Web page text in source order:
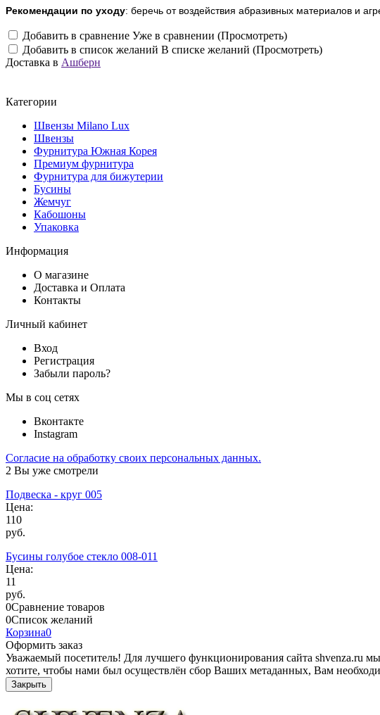
Рекомендации по уходу: беречь от воздействия абразивных материалов и
Добавить в сравнение Уже в сравнении (Просмотреть)
Добавить в список желаний В списке желаний (Просмотреть)
Доставка в Ашберн
Категории
Швензы Milano Lux
Швензы
Фурнитура Южная Корея
Премиум фурнитура
Фурнитура для бижутерии
Бусины
Жемчуг
Кабошоны
Упаковка
Информация
О магазине
Доставка и Оплата
Контакты
Личный кабинет
Вход
Регистрация
Забыли пароль?
Мы в соц сетях
Вконтакте
Instagram
Согласие на обработку своих персональных данных.
2 Вы уже смотрели
Подвеска - круг 005
Цена:
110
руб.
Бусины голубое стекло 008-011
Цена:
11
руб.
0Сравнение товаров
0Список желаний
Корзина0
Оформить заказ
Уважаемый посетитель! Для лучшего функционирования сайта shvenza.ru
хотите, чтобы нами был осуществлён сбор Ваших метаданных, Вам
Закрыть